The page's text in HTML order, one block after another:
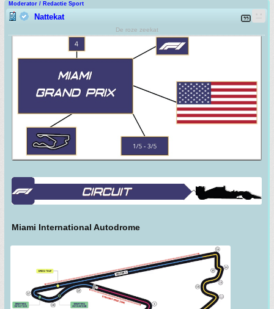
Moderator / Redactie Sport
Nattekat
De roze zeekat
Miami International Autodrome